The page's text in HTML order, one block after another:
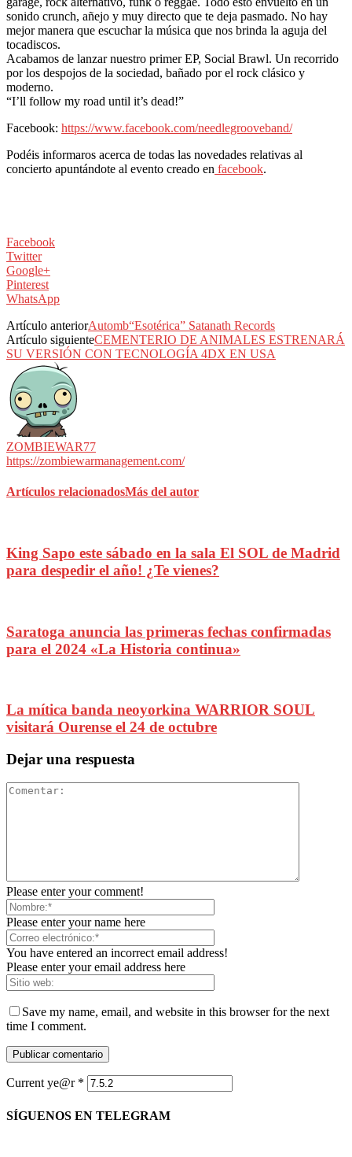
sonido crunch, añejo y muy directo que te deja pasmado. No hay
mejor manera que escuchar la música que nos brinda la aguja del
tocadiscos.
Acabamos de lanzar nuestro primer EP, Social Brawl. Un recorrido
por los despojos de la sociedad, bañado por el rock clásico y
moderno.
“I’ll follow my road until it’s dead!”
Facebook: https://www.facebook.com/needlegrooveband/
Podéis informaros acerca de todas las novedades relativas al
concierto apuntándote al evento creado en facebook.
Facebook
Twitter
Google+
Pinterest
WhatsApp
Artículo anteriorAutomb“Esotérica” Satanath Records
Artículo siguienteCEMENTERIO DE ANIMALES ESTRENARÁ
SU VERSIÓN CON TECNOLOGÍA 4DX EN USA
ZOMBIEWAR77
https://zombiewarmanagement.com/
Artículos relacionadosMás del autor
King Sapo este sábado en la sala El SOL de Madrid
para despedir el año! ¿Te vienes?
Saratoga anuncia las primeras fechas confirmadas
para el 2024 «La Historia continua»
La mítica banda neoyorkina WARRIOR SOUL
visitará Ourense el 24 de octubre
Dejar una respuesta
Please enter your comment!
Please enter your name here
You have entered an incorrect email address!
Please enter your email address here
Save my name, email, and website in this browser for the next
time I comment.
Current ye@r *
SÍGUENOS EN TELEGRAM